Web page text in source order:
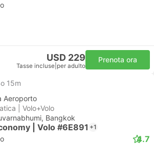
USD 229
Tasse incluse per adulto
Prenota ora
15m
Aeroporto
| Volo+Volo
Bangkok
| Volo #6E891 +1
4.7